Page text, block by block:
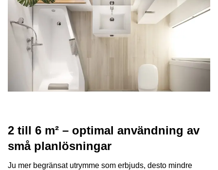
2 till 6 m² – optimal användning av
små planlösningar
Ju mer begränsat utrymme som erbjuds, desto mindre